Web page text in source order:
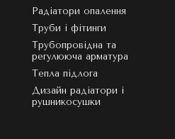
Радіатори опалення
Труби і фітинги
Трубопровідна та
регулююча арматура
Тепла підлога
Дизайн радіатори і
рушникосушки